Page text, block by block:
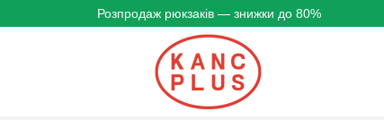
Розпродаж рюкзаків — знижки до 80%